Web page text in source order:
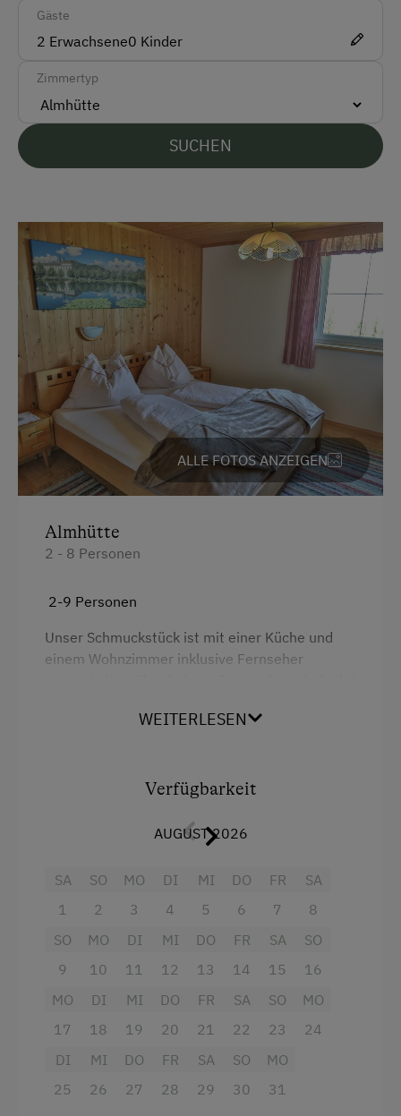
Ehemaliger Bergbauernhof
Ausstattung der Wohneinheit
Verpflegung
Ohne Verpflegung
eigene Trinkwasserquelle
Gäste
2 Erwachsene0 Kinder
Zimmertyp
SUCHEN
ALLE FOTOS ANZEIGEN
Almhütte
2 - 8 Personen
2-9 Personen
Unser Schmuckstück ist mit einer Küche und
einem Wohnzimmer inklusive Fernseher
stehen Ihnen 3 Schlafzimmer mit insgesamt
traumhaften Blick zum Hausberg dem
Bettwäsche stellen wir für EUR 10,00-./Person
Ausziehcouch
Doppelbett (Kingsize)
WEITERLESEN
Verfügbarkeit
AUGUST 2026
SA
1
SO
2
MO
3
DI
4
MI
5
DO
6
FR
7
SA
8
SO
9
MO
10
DI
11
MI
12
DO
13
FR
14
SA
15
SO
16
MO
17
DI
18
MI
19
DO
20
FR
21
SA
22
SO
23
MO
24
DI
25
MI
26
DO
27
FR
28
SA
29
SO
30
MO
31